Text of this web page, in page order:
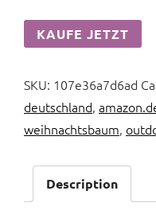
KAUFE JETZT
SKU: 107e36a7d6ad
deutschland,
weihnachtsbaum,
Description